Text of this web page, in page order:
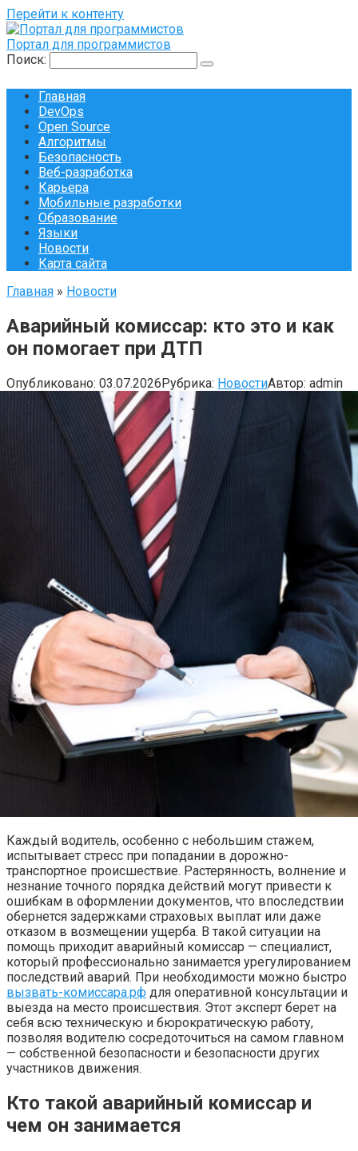
Перейти к контенту
Портал для программистов
Поиск:
Главная
DevOps
Open Source
Алгоритмы
Безопасность
Веб-разработка
Карьера
Мобильные разработки
Образование
Языки
Новости
Карта сайта
Главная » Новости
Аварийный комиссар: кто это и как
он помогает при ДТП
Опубликовано: 03.07.2026Рубрика: НовостиАвтор: admin
Каждый водитель, особенно с небольшим стажем,
испытывает стресс при попадании в дорожно-
транспортное происшествие. Растерянность, волнение и
незнание точного порядка действий могут привести к
ошибкам в оформлении документов, что впоследствии
обернется задержками страховых выплат или даже
отказом в возмещении ущерба. В такой ситуации на
помощь приходит аварийный комиссар — специалист,
который профессионально занимается урегулированием
последствий аварий. При необходимости можно быстро
вызвать-комиссара.рф для оперативной консультации и
выезда на место происшествия. Этот эксперт берет на
себя всю техническую и бюрократическую работу,
позволяя водителю сосредоточиться на самом главном
— собственной безопасности и безопасности других
участников движения.
Кто такой аварийный комиссар и
чем он занимается